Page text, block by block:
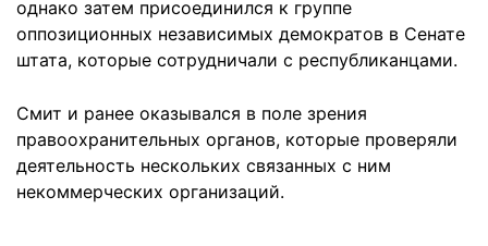
однако затем присоединился к группе
оппозиционных независимых демократов в Сенате
штата, которые сотрудничали с республиканцами.
Смит и ранее оказывался в поле зрения
правоохранительных органов, которые проверяли
деятельность нескольких связанных с ним
некоммерческих организаций.